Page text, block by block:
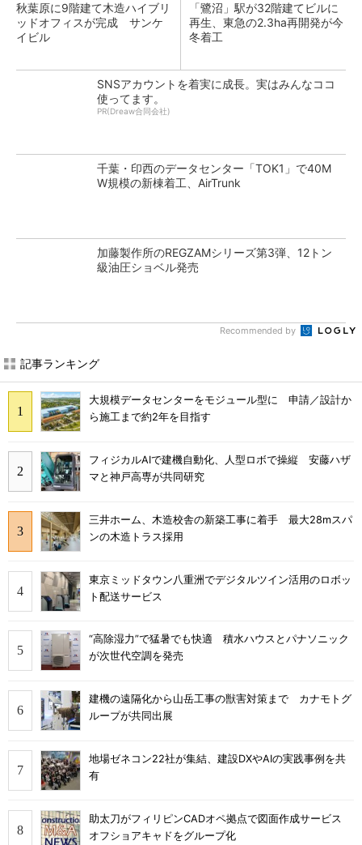
秋葉原に9階建て木造ハイブリ
ッドオフィスが完成 サンケ
イビル
「鷺沼」駅が32階建てビルに
再生、東急の2.3ha再開発が今
冬着工
SNSアカウントを着実に成長。実はみんなココ
使ってます。
PR(Dreaw合同会社)
千葉・印西のデータセンター「TOK1」で40M
W規模の新棟着工、AirTrunk
加藤製作所のREGZAMシリーズ第3弾、12トン
級油圧ショベル発売
Recommended by
記事ランキング
大規模データセンターをモジュール型に 申請／設計か
ら施工まで約2年を目指す
フィジカルAIで建機自動化、人型ロボで操縦 安藤ハザ
マと神戸高専が共同研究
三井ホーム、木造校舎の新築工事に着手 最大28mスパ
ンの木造トラス採用
東京ミッドタウン八重洲でデジタルツイン活用のロボッ
ト配送サービス
“高除湿力”で猛暑でも快適 積水ハウスとパナソニック
が次世代空調を発売
建機の遠隔化から山岳工事の獣害対策まで カナモトグ
ループが共同出展
地場ゼネコン22社が集結、建設DXやAIの実践事例を共
有
助太刀がフィリピンCADオペ拠点で図面作成サービス
オフショアキャドをグループ化